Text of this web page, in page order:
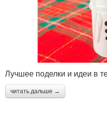
Лучшее поделки и идеи в
читать дальше →